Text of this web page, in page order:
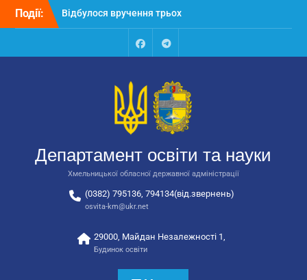
Перейти
Події:
Відбулося засідання
колегії Департаменту
освіти та науки обласної
державної адміністрації
відповідальних за
національно-патріотичне
FacebookTalegram
Департамент освіти та науки
Хмельницької обласної державної адміністрації
(0382) 795136, 794134(від.звернень)
osvita-km@ukr.net
29000, Майдан Незалежності 1,
Будинок освіти